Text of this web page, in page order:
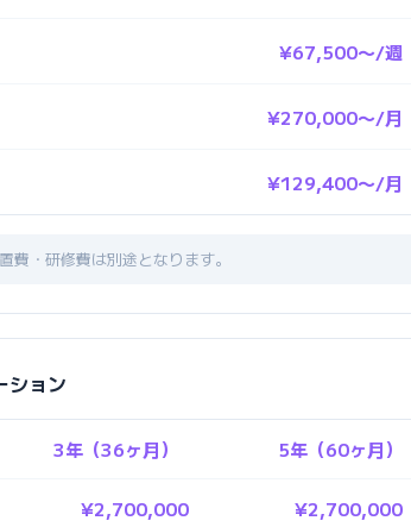
¥67,500〜/週
¥270,000〜/月
¥129,400〜/月
・研修費は別途となります。
ション
3年（36ヶ月） 5年（60ヶ月）
¥2,700,000 ¥2,700,000